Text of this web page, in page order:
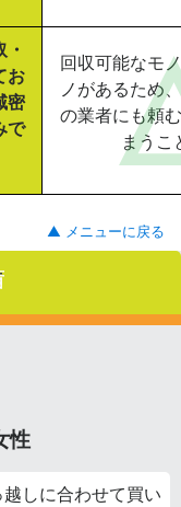
お
密
で
回収可能なモ
ノがあるため
の業者にも頼
まうこ
▲ メニューに戻る
性
しに合わせて買い